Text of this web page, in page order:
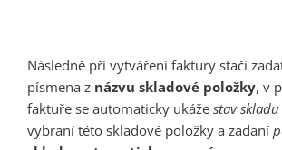
Následně při vytváření faktury stačí
písmena z názvu skladové položky, v
faktuře se automaticky ukáže stav skladu
vybraní této skladové položky a zadaní